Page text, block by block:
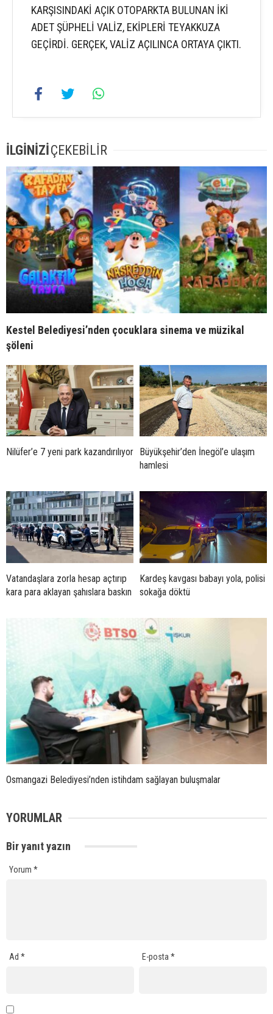
KARŞISINDAKİ AÇIK OTOPARKTA BULUNAN İKİ
ADET ŞÜPHELİ VALİZ, EKİPLERİ TEYAKKUZA
GEÇİRDİ. GERÇEK, VALİZ AÇILINCA ORTAYA ÇIKTI.
İLGİNİZİÇEKEBİLİR
Kestel Belediyesi’nden çocuklara sinema ve müzikal
şöleni
Nilüfer’e 7 yeni park kazandırılıyor
Büyükşehir’den İnegöl’e ulaşım
hamlesi
Vatandaşlara zorla hesap açtırıp
kara para aklayan şahıslara baskın
Kardeş kavgası babayı yola, polisi
sokağa döktü
Osmangazi Belediyesi’nden istihdam sağlayan buluşmalar
YORUMLAR
Bir yanıt yazın
Yorum *
Ad * E-posta*